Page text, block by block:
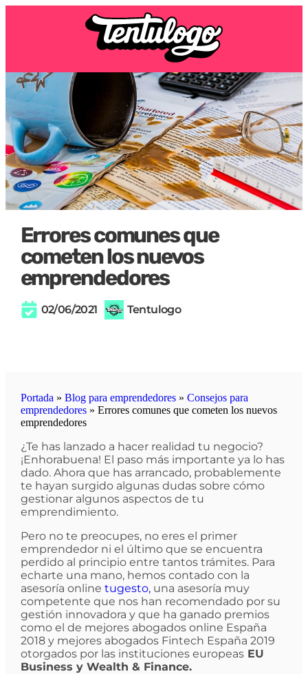
Errores comunes que
cometen los nuevos
emprendedores
02/06/2021 Tentulogo
Portada » Blog para emprendedores» Consejos para
emprendedores» Errores comunes que cometen los nuevos
emprendedores
¿Te has lanzado a hacer realidad tu negocio?
¡Enhorabuena! El paso más importante ya lo has
dado. Ahora que has arrancado, probablemente
te hayan surgido algunas dudas sobre cómo
gestionar algunos aspectos de tu
emprendimiento.
Pero no te preocupes, no eres el primer
emprendedor ni el último que se encuentra
perdido al principio entre tantos trámites. Para
echarte una mano, hemos contado con la
asesoría online tugesto,una asesoría muy
competente que nos han recomendado por su
gestión innovadora y que ha ganado premios
como el de mejores abogados online España
2018 y mejores abogados Fintech España 2019
otorgados por las instituciones europeasEU
Business y Wealth & Finance.